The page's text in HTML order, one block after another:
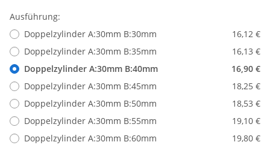
Ausführung:
Doppelzylinder A:30mm B:30mm
16,12 €
Doppelzylinder A:30mm B:35mm
16,13 €
Doppelzylinder A:30mm B:40mm
16,90 €
Doppelzylinder A:30mm B:45mm
18,25 €
Doppelzylinder A:30mm B:50mm
18,53 €
Doppelzylinder A:30mm B:55mm
19,10 €
Doppelzylinder A:30mm B:60mm
19,80 €